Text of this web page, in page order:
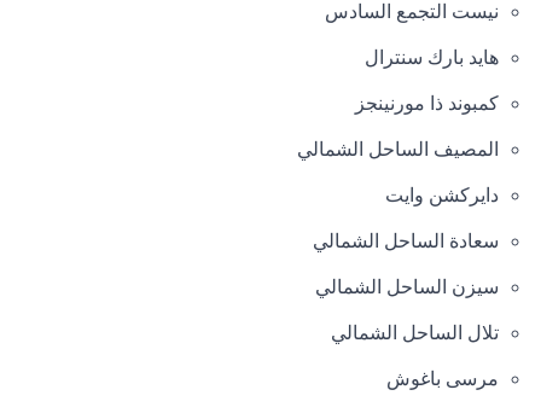
نيست التجمع السادس
هايد بارك سنترال
كمبوند ذا مورنينجز
المصيف الساحل الشمالي
دايركشن وايت
سعادة الساحل الشمالي
سيزن الساحل الشمالي
تلال الساحل الشمالي
مرسى باغوش